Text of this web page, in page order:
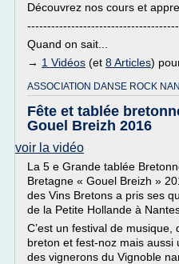
Découvrez nos cours et
Quand on sait...
→ 1 Vidéos (et 8 Articles)
ASSOCIATION DANSE ROCK
Fête et tablée
Gouel Breizh 2016
voir la vidéo
La 5 e Grande tablée
Bretagne « Gouel Breizh »
des Vins Bretons a pris ses
de la Petite Hollande à
C’est un festival de
breton et fest-noz mais aussi
des vignerons du Vignoble